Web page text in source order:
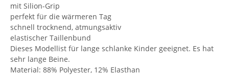
mit Silion-Grip
perfekt für die wärmeren Tag
schnell trocknend, atmungsaktiv
elastischer Taillenbund
Dieses Modellist für lange schlanke Kinder geeignet. Es hat
sehr lange Beine.
Material: 88% Polyester, 12% Elasthan